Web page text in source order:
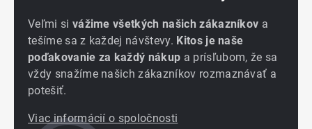
Veľmi si vážime všetkých našich zákazníkov a
tešíme sa z každej návštevy. Kitos je naše
poďakovanie za každý nákup a prísľubom, že sa
vždy snažíme našich zákazníkov rozmaznávať a
potešiť.
Viac informácií o spoločnosti